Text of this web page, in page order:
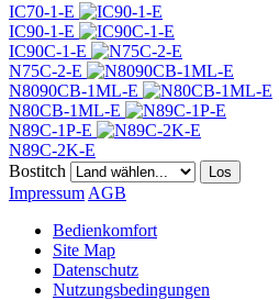
IC70-1-E
IC90-1-E
IC90C-1-E
N75C-2-E
N8090CB-1ML-E
N80CB-1ML-E
N89C-1P-E
N89C-2K-E
Bostitch
Los
Impressum AGB
Bedienkomfort
Site Map
Datenschutz
Nutzungsbedingungen